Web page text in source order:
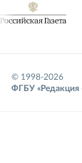
© 1998-2026
ФГБУ «Редакция